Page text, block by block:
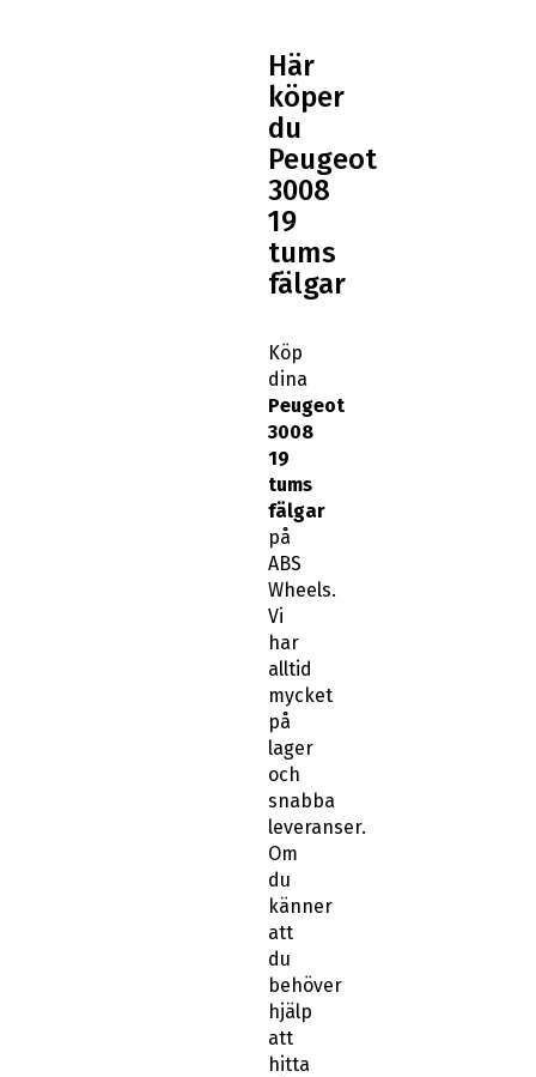
Här
köper
du
Peugeot
3008
19
tums
fälgar
Köp
dina
Peugeot
3008
19
tums
fälgar
på
ABS
Wheels.
Vi
har
alltid
mycket
på
lager
och
snabba
leveranser.
Om
du
känner
att
du
behöver
hjälp
att
hitta